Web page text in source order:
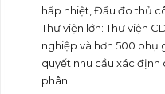
hấp nhiệt, Đầu đo thủ
Thư viện lớn: Thư viện
nghiệp và hơn 500 phụ
quyết nhu cầu xác
phân